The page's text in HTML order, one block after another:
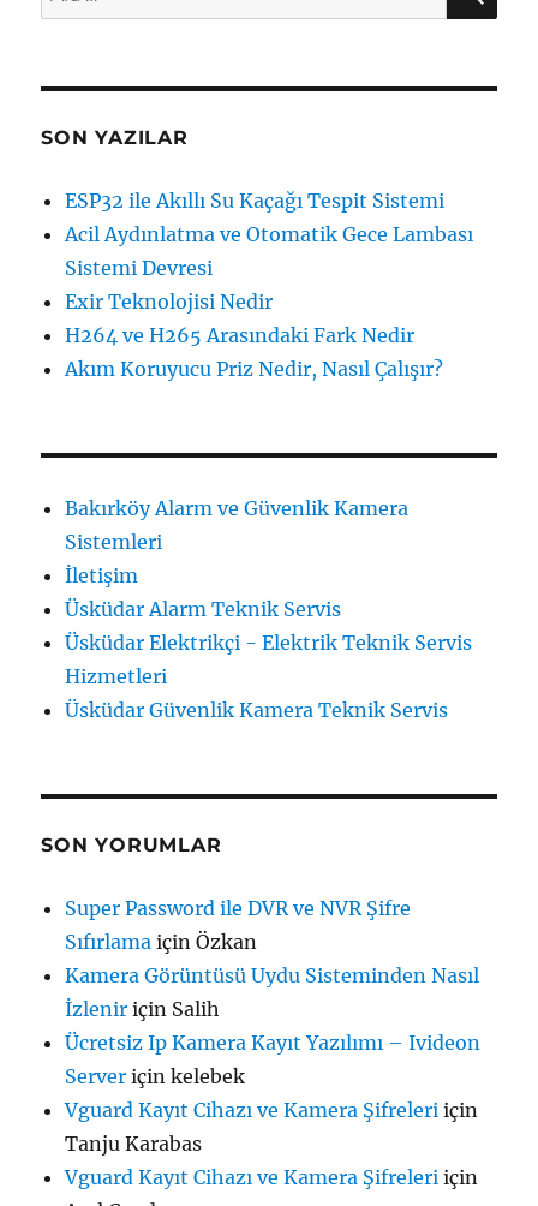
SON YAZILAR
ESP32 ile Akıllı Su Kaçağı Tespit Sistemi
Acil Aydınlatma ve Otomatik Gece Lambası
Sistemi Devresi
Exir Teknolojisi Nedir
H264 ve H265 Arasındaki Fark Nedir
Akım Koruyucu Priz Nedir, Nasıl Çalışır?
Bakırköy Alarm ve Güvenlik Kamera
Sistemleri
İletişim
Üsküdar Alarm Teknik Servis
Üsküdar Elektrikçi - Elektrik Teknik Servis
Hizmetleri
Üsküdar Güvenlik Kamera Teknik Servis
SON YORUMLAR
Super Password ile DVR ve NVR Şifre
Sıfırlama içinÖzkan
Kamera Görüntüsü Uydu Sisteminden Nasıl
İzlenir için Salih
Ücretsiz Ip Kamera Kayıt Yazılımı – Ivideon
Server içinkelebek
Vguard Kayıt Cihazı ve Kamera Şifreleri için
Tanju Karabas
Vguard Kayıt Cihazı ve Kamera Şifreleri için